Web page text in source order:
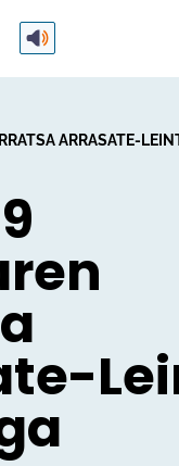
ARRASATE-